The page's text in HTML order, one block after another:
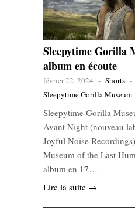
Sleepytime Gorilla
album en écoute
février 22, 2024 - Shorts -
Sleepytime Gorilla Museum
Sleepytime Gorilla
Avant Night (nouveau
Joyful Noise
Museum of the Last
album en 17…
Lire la suite →